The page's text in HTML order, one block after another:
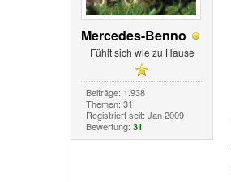
Mercedes-Benno
Fühlt sich wie zu Hause
Beiträge: 1.938
Themen: 31
Registriert seit: Jan 2009
Bewertung: 31